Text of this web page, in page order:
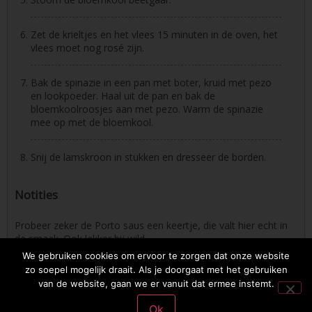
Zet de krieltjes en het vlees 15 minuten in de oven, het
vlees moet nog rosé zijn.
Bak de spinazie in een pan met boter, kruid met pezo
en lookpoeder. Haal uit de pan en bak de
bloemkoolroosjes aan met pezo. Warm de spinazie
mee op met de bloemkool.
Snij de lamskroon in stukken en dresseer de borden.
Notities
Probeer zeker de Porto saus een keertje, die valt hier echt in
de smaak. Ook lekker bij wild.
2026 © Osmosoftware | mail: entrecasteaux83@gmail.com | phone: +32
495 809323Privacybeleid
We gebruiken cookies om ervoor te zorgen dat onze website
zo soepel mogelijk draait. Als je doorgaat met het gebruiken
van de website, gaan we er vanuit dat ermee instemt.
Ok